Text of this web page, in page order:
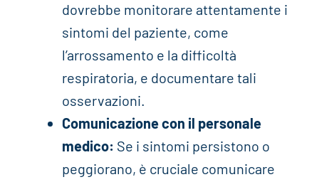
dovrebbe monitorare attentamente i
sintomi del paziente, come
l’arrossamento e la difficoltà
respiratoria, e documentare tali
osservazioni.
Comunicazione con il personale
medico: Se i sintomi persistono o
peggiorano, è cruciale comunicare